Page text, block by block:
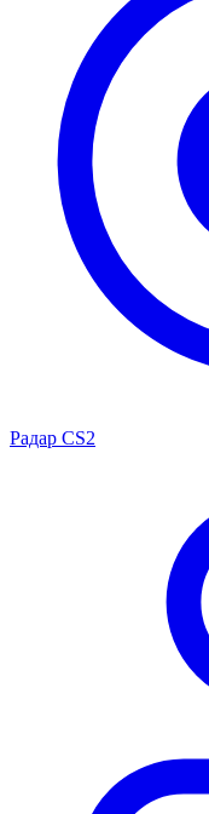
Радар CS2